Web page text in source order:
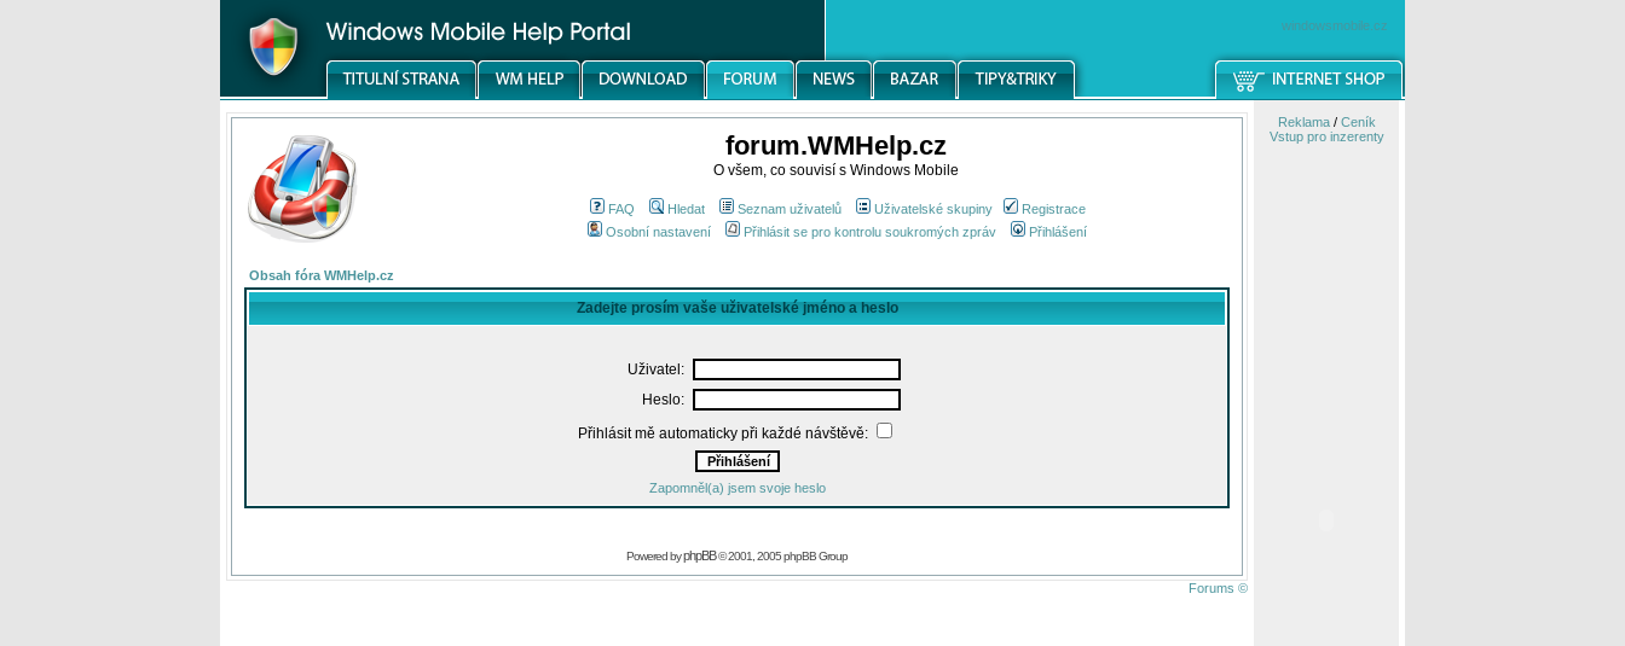
windowsmobile.cz
forum.WMHelp.cz
O všem, co souvisí s Windows Mobile
FAQ Hledat Seznam uživatelů Uživatelské skupiny
Registrace
Osobní nastavení
Přihlásit se pro kontrolu soukromých zpráv Přihlášení
Obsah fóra WMHelp.cz
Zadejte prosím vaše uživatelské jméno a heslo
Uživatel:
Heslo:
Přihlásit mě automaticky při každé návštěvě:
Zapomněl(a) jsem svoje heslo
Powered byphpBB© 2001, 2005 phpBB Group
Forums ©
Reklama/ Ceník
Vstup pro inzerenty